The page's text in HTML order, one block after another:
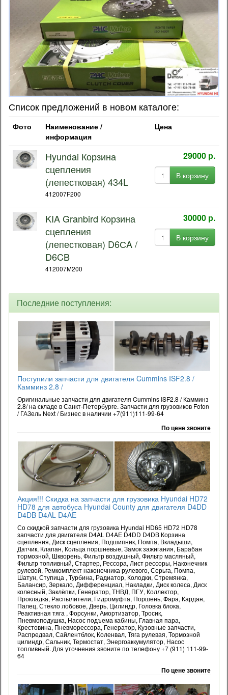
Список предложений в новом каталоге:
Фото
Наименование /
информация
Цена
Hyundai Корзина
сцепления
(лепестковая) 434L
412007F200
29000 р.
В корзину
KIA Granbird Корзина
сцепления
(лепестковая) D6СA /
D6CB
412007M200
30000 р.
В корзину
Последние поступления:
Поступили запчасти для двигателя Cummins ISF2.8 /
Камминз 2.8 /
Оригинальные запчасти для двигателя Cummins ISF2.8 / Камминз
2.8/ на складе в Санкт-Петербурге. Запчасти для грузовиков Foton
/ ГАЗель Next / Бизнес в наличии +7(911)111-99-64
По цене звоните
Акция!!! Скидка на запчасти для грузовика Hyundai HD72
HD78 для автобуса Hyundai County для двигателя D4DD
D4DB D4AL D4AE
Со скидкой запчасти для грузовика Hyundai HD65 HD72 HD78
запчасти для двигателя D4AL D4AE D4DD D4DB Корзина
сцепления, Диск сцепления, Подшипник, Помпа, Вкладыши,
Датчик, Клапан, Кольца поршневые, Замок зажигания, Барабан
тормозной, Шкворень, Фильтр воздушный, Фильтр масляный,
Фильтр топливный, Стартер, Рессора, Лист рессоры, Наконечник
рулевой, Ремкомплект наконечника рулевого, Серьга, Помпа,
Шатун, Ступица , Турбина, Радиатор, Колодки, Стремянка,
Балансир, Зеркало, Дифференциал, Накладки, Диск колеса, Диск
колесный, Заклёпки, Генератор, ТНВД, ПГУ, Коллектор,
Прокладка, Распылители, Гидромуфта, Поршень, Фара, Кардан,
Палец, Стекло лобовое, Дверь, Цилиндр, Головка блока,
Реактивная тяга , Форсунки, Амортизатор, Тросик,
Пневмоподушка, Насос подъема кабины, Главная пара,
Крестовина, Пневморессора, Генератор, Кузовные запчасти,
Распредвал, Сайлентблок, Коленвал, Тяга рулевая, Тормозной
цилиндр, Сальник, Термостат, Энергоаккумулятор, Насос
топливный. Для уточнения звоните по телефону +7 (911) 111-99-
64
По цене звоните